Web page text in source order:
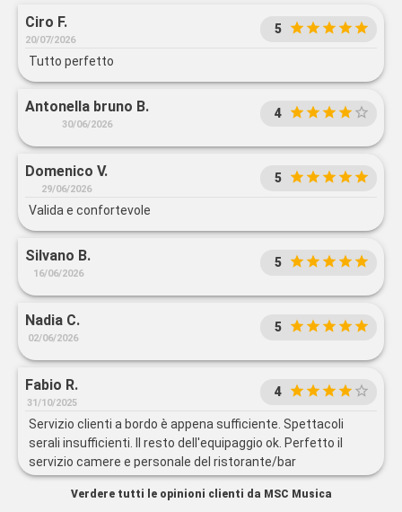
Ciro F.
20/07/2026
5
Tutto perfetto
Antonella bruno B.
30/06/2026
4
Domenico V.
29/06/2026
5
Valida e confortevole
Silvano B.
16/06/2026
5
Nadia C.
02/06/2026
5
Fabio R.
31/10/2025
4
Servizio clienti a bordo è appena sufficiente. Spettacoli
serali insufficienti. Il resto dell'equipaggio ok. Perfetto il
servizio camere e personale del ristorante/bar
Verdere tutti le opinioni clienti da MSC Musica